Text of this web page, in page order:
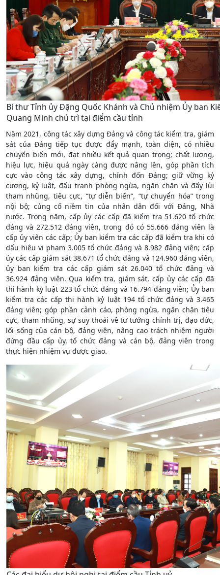
Bí thư Tỉnh ủy Đặng Quốc Khánh và Chủ nhiệm Ủy ban
Quang Minh chủ trì tại điểm cầu tỉnh
Năm 2021, công tác xây dựng Đảng và công tác kiểm tra, giám
sát của Đảng tiếp tục được đẩy mạnh, toàn diện, có nhiều
chuyển biến mới, đạt nhiều kết quả quan trọng; chất lượng,
hiệu lực, hiệu quả ngày càng được nâng lên, góp phần tích
cực vào công tác xây dựng, chỉnh đốn Đảng; giữ vững kỷ
cương, kỷ luật, đấu tranh phòng ngừa, ngăn chặn và đẩy lùi
tham nhũng, tiêu cực, “tự diễn biến”, “tự chuyển hóa” trong
nội bộ; củng cố niềm tin của nhân dân đối với Đảng, Nhà
nước. Trong năm, cấp ủy các cấp đã kiểm tra 51.620 tổ chức
đảng và 272.512 đảng viên, trong đó có 55.666 đảng viên là
cấp ủy viên các cấp; Ủy ban kiểm tra các cấp đã kiểm tra khi có
dấu hiệu vi phạm 3.005 tổ chức đảng và 8.982 đảng viên; cấp
ủy các cấp giám sát 38.671 tổ chức đảng và 124.960 đảng viên,
ủy ban kiểm tra các cấp giám sát 26.040 tổ chức đảng và
36.924 đảng viên. Qua kiểm tra, giám sát, cấp ủy các cấp đã
thi hành kỷ luật 223 tổ chức đảng và 16.794 đảng viên; Ủy ban
kiểm tra các cấp thi hành kỷ luật 194 tổ chức đảng và 3.465
đảng viên; góp phần cảnh cáo, phòng ngừa, ngăn chặn tiêu
cực, tham nhũng, sự suy thoái về tư tưởng chính trị, đạo đức,
lối sống của cán bộ, đảng viên, nâng cao trách nhiệm người
đứng đầu cấp ủy, tổ chức đảng và cán bộ, đảng viên trong
thực hiện nhiệm vụ được giao.